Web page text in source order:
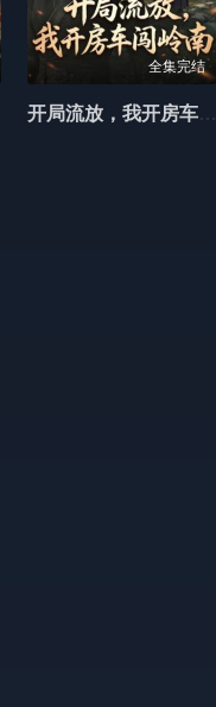
全集完结
开局流放，我开房车闯岭南